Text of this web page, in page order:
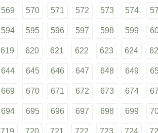
569 570 571 572 573 574
594 595 596 597 598 599
619 620 621 622 623 624
644 645 646 647 648 649
669 670 671 672 673 674
694 695 696 697 698 699
719 720 721 722 723 724